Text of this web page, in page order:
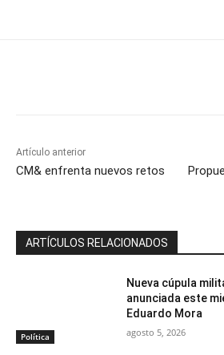
Artículo anterior
CM& enfrenta nuevos retos
ARTÍCULOS RELACIONADOS
Política
Nueva cúpula
anunciada este
Eduardo Mora
agosto 5, 2026